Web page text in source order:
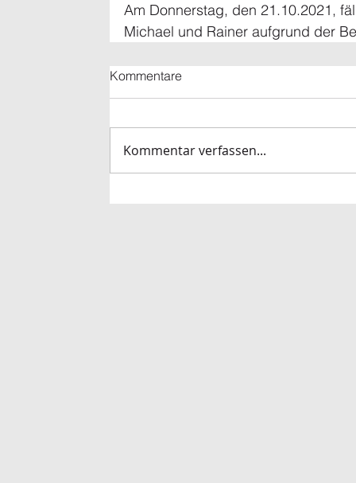
Am Donnerstag, den 21.10.2021,
Michael und Rainer aufgrund der
Kommentare
Kommentar verfassen...